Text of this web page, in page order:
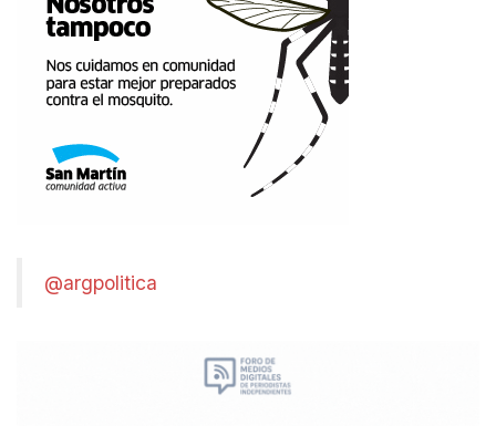
@argpolitica